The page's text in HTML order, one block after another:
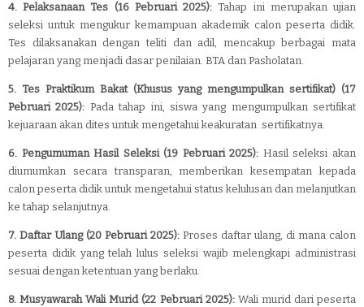
4. Pelaksanaan Tes (16 Pebruari 2025): Tahap ini merupakan ujian
seleksi untuk mengukur kemampuan akademik calon peserta didik.
Tes dilaksanakan dengan teliti dan adil, mencakup berbagai mata
pelajaran yang menjadi dasar penilaian. BTA dan Pasholatan.
5. Tes Praktikum Bakat (Khusus yang mengumpulkan sertifikat) (17
Pebruari 2025): Pada tahap ini, siswa yang mengumpulkan sertifikat
kejuaraan akan dites untuk mengetahui keakuratan sertifikatnya.
6. Pengumuman Hasil Seleksi (19 Pebruari 2025): Hasil seleksi akan
diumumkan secara transparan, memberikan kesempatan kepada
calon peserta didik untuk mengetahui status kelulusan dan melanjutkan
ke tahap selanjutnya.
7. Daftar Ulang (20 Pebruari 2025): Proses daftar ulang, di mana calon
peserta didik yang telah lulus seleksi wajib melengkapi administrasi
sesuai dengan ketentuan yang berlaku.
8. Musyawarah Wali Murid (22 Pebruari 2025):Wali murid dari peserta